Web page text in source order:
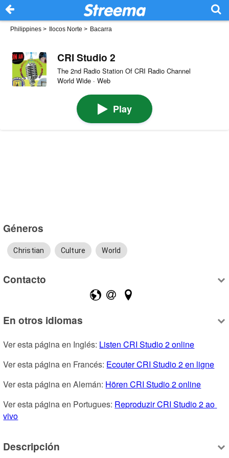
Philippines > Ilocos Norte > Bacarra
CRI Studio 2
The 2nd Radio Station Of CRI Radio Channel
World Wide · Web
Play
Géneros
Christian Culture World
Contacto
En otros idiomas
Ver esta página en Inglés: Listen CRI Studio 2 online
Ver esta página en Francés: Ecouter CRI Studio 2 en ligne
Ver esta página en Alemán: Hören CRI Studio 2 online
Ver esta página en Portugues: Reproduzir CRI Studio 2 ao
vivo
Descripción